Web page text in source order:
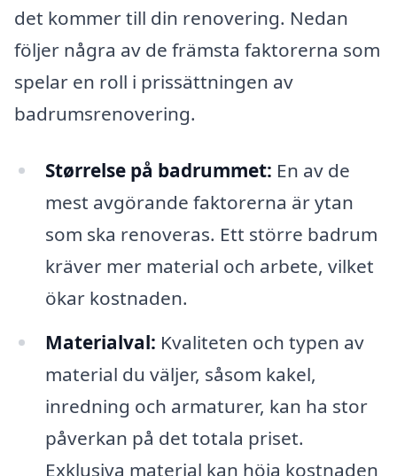
det kommer till din renovering. Nedan
följer några av de främsta faktorerna som
spelar en roll i prissättningen av
badrumsrenovering.
Størrelse på badrummet: En av de
mest avgörande faktorerna är ytan
som ska renoveras. Ett större badrum
kräver mer material och arbete, vilket
ökar kostnaden.
Materialval: Kvaliteten och typen av
material du väljer, såsom kakel,
inredning och armaturer, kan ha stor
påverkan på det totala priset.
Exklusiva material kan höja kostnaden